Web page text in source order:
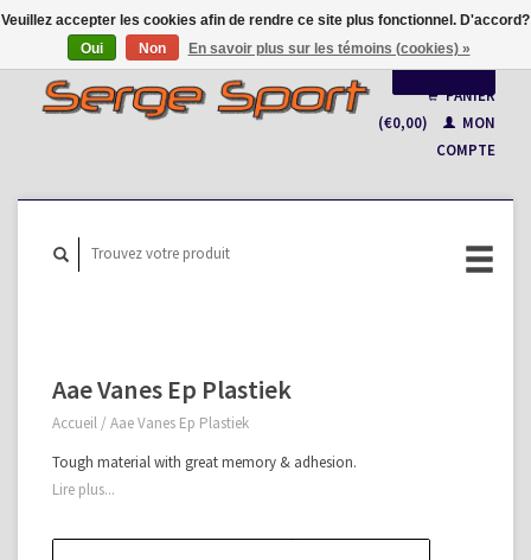
Français
Nederlands
PANIER
(€0,00)
MON
COMPTE
Aae Vanes Ep Plastiek
Accueil / Aae Vanes Ep Plastiek
Tough material with great memory & adhesion.
Lire plus...
Veuillez accepter les cookies afin de rendre ce site plus fonctionnel. D'accord?
Oui
Non En savoir plus sur les témoins (cookies) »